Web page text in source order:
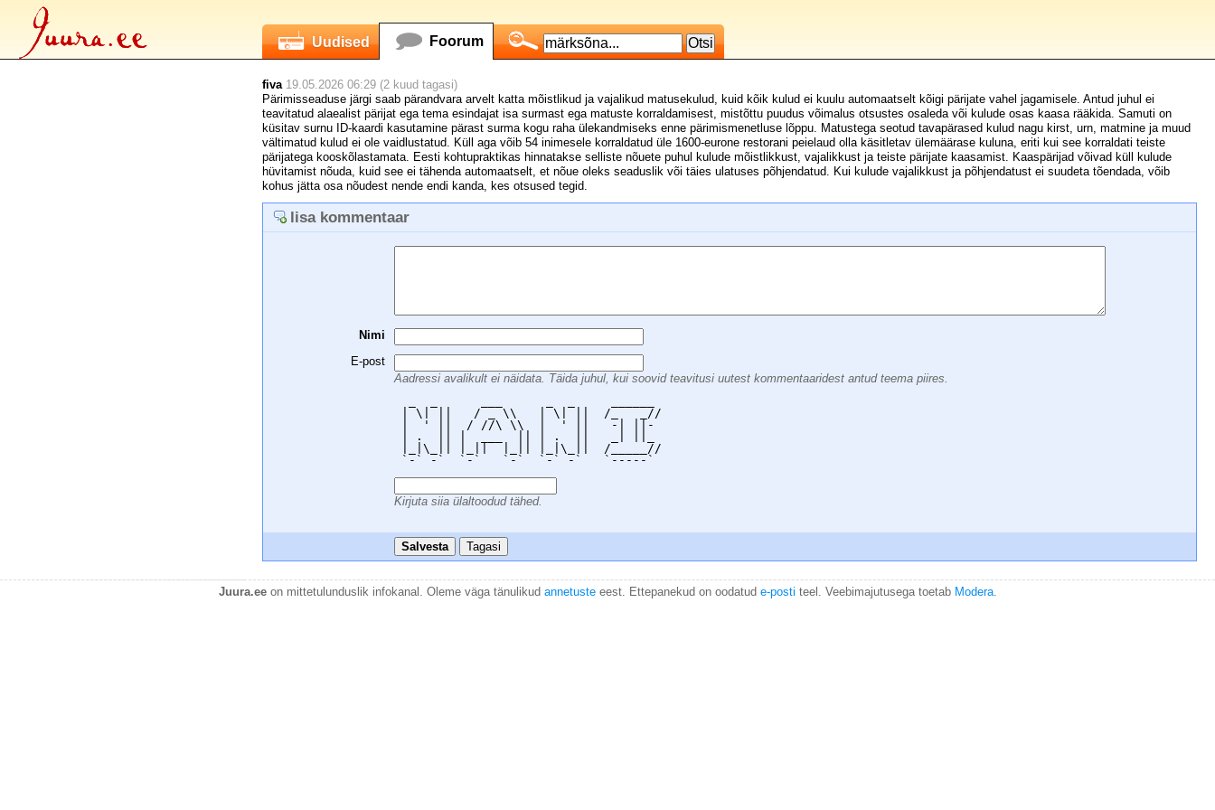
Uudised Foorum
fiva 19.05.2026 06:29 (2 kuud tagasi)
Pärimisseaduse järgi saab pärandvara arvelt katta mõistlikud ja vajalikud matusekulud, kuid kõik kulud ei kuulu automaatselt kõigi pärijate vahel jagamisele. Antud juhul ei
teavitatud alaealist pärijat ega tema esindajat isa surmast ega matuste korraldamisest, mistõttu puudus võimalus otsustes osaleda või kulude osas kaasa rääkida. Samuti on
küsitav surnu ID-kaardi kasutamine pärast surma kogu raha ülekandmiseks enne pärimismenetluse lõppu. Matustega seotud tavapärased kulud nagu kirst, urn, matmine ja muud
vältimatud kulud ei ole vaidlustatud. Küll aga võib 54 inimesele korraldatud üle 1600-eurone restorani peielaud olla käsitletav ülemäärase kuluna, eriti kui see korraldati teiste
pärijatega kooskõlastamata. Eesti kohtupraktikas hinnatakse selliste nõuete puhul kulude mõistlikkust, vajalikkust ja teiste pärijate kaasamist. Kaaspärijad võivad küll kulude
hüvitamist nõuda, kuid see ei tähenda automaatselt, et nõue oleks seaduslik või täies ulatuses põhjendatud. Kui kulude vajalikkust ja põhjendatust ei suudeta tõendada, võib
kohus jätta osa nõudest nende endi kanda, kes otsused tegid.
lisa kommentaar
Nimi
E-post
Aadressi avalikult ei näidata. Täida juhul, kui soovid teavitusi uutest kommentaaridest antud teema piires.
| \| ||   / _ \\   | \| ||  /_   _//
|  ' ||  / //\ \\  |  ' ||   -| ||-
| .  || |  ___  || | .  ||   _| ||_
|_|\_|| |_||  |_|| |_|\_||  /_____//
`-` -`  `-`   `-`  `-` -`   `-----`
Kirjuta siia ülaltoodud tähed.
Salvesta Tagasi
Juura.eeon mittetulunduslik infokanal. Oleme väga tänulikud annetusteeest. Ettepanekud on oodatud e-posti teel. Veebimajutusega toetab Modera.